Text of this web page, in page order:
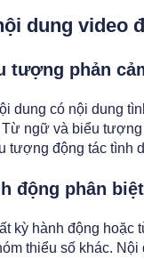
dung video
tượng phản
dung có nội dung
ngữ và biểu
tượng động tác tình
động phân
kỳ hành động
thiểu số khác.